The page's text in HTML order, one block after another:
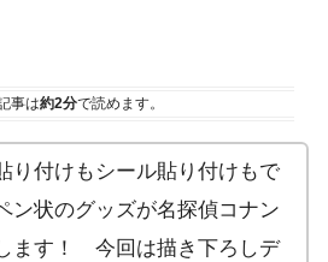
事は約2分で読めます。
り付けもシール貼り付けもで
ン状のグッズが名探偵コナン
ます！ 今回は描き下ろしデ